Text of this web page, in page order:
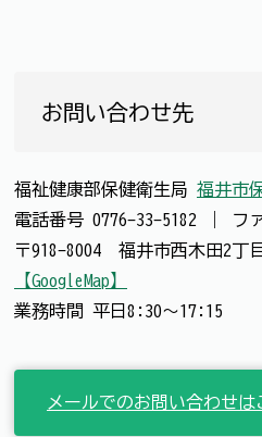
お問い合わせ先
福祉健康部保健衛生局 福井市
電話番号 0776-33-5182 フ
〒918-8004 福井市西木田2丁
【GoogleMap】
業務時間 平日8:30～17:15
メールでのお問い合わせは